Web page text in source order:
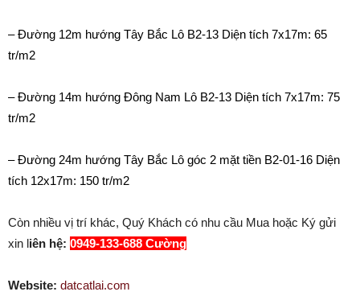
– Đường 12m hướng Tây Bắc Lô B2-13 Diện tích 7x17m: 65
tr/m2
– Đường 14m hướng Đông Nam Lô B2-13 Diện tích 7x17m: 75
tr/m2
– Đường 24m hướng Tây Bắc Lô góc 2 mặt tiền B2-01-16 Diện
tích 12x17m: 150 tr/m2
Còn nhiều vị trí khác, Quý Khách có nhu cầu Mua hoặc Ký gửi
xin liên hệ: 0949-133-688 Cường
Website: datcatlai.com